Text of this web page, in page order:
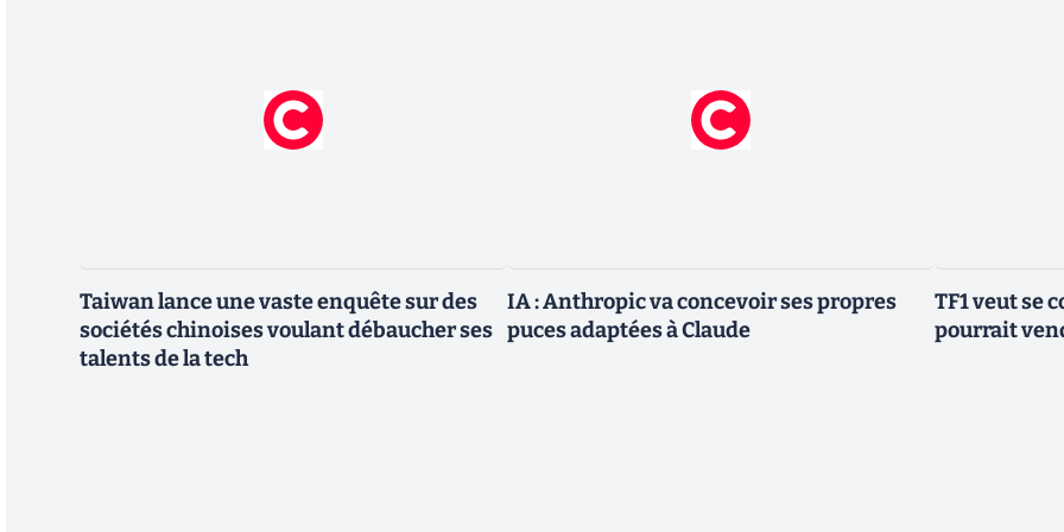
Taiwan lance une vaste enquête sur des
sociétés chinoises voulant débaucher ses
talents de la tech
IA : Anthropic va concevoir ses propres
puces adaptées à Claude
TF1 veut se
pourrait